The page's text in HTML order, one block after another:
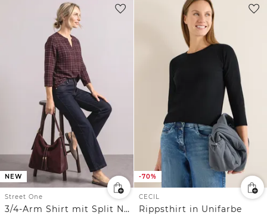
NEW
Street One
3/4-Arm Shirt mit Split Neck und Print
-70%
CECIL
Rippsthirt in Unifarbe